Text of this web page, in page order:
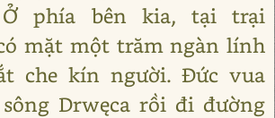
Ở phía bên kia, tại trại
mặt một trăm ngàn lính
che kín người. Đức vua
Drwęca rồi đi đường